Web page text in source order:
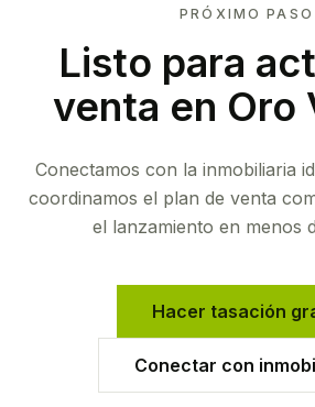
PRÓXIMO PASO
Listo para
venta en Oro
Conectamos con la inmobiliaria
coordinamos el plan de venta
el lanzamiento en menos
Hacer tasación
Conectar con